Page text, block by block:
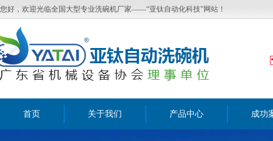
您好，欢迎光临全国大型专业洗碗机厂家——“亚钛自动化科技”网站！
首页 关于我们 产品中心 成功